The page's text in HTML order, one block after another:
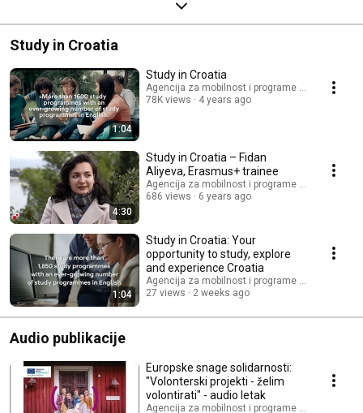
Study in Croatia
1:04
Study in Croatia
Agencija za mobilnost i programe Europske
78K views
4 years ago
4:30
Study in Croatia – Fidan
Aliyeva, Erasmus+ trainee
Agencija za mobilnost i programe Europske
686 views
6 years ago
1:04
Study in Croatia: Your
opportunity to study, explore
and experience Croatia
Agencija za mobilnost i programe Europske
27 views
2 weeks ago
Audio publikacije
Europske snage solidarnosti:
"Volonterski projekti - želim
volontirati" - audio letak
Agencija za mobilnost i programe Europske